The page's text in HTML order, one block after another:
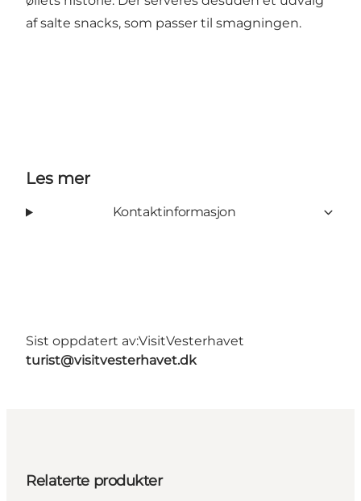
af salte snacks, som passer til smagningen.
Les mer
Kontaktinformasjon
Sist oppdatert av:VisitVesterhavet
turist@visitvesterhavet.dk
Relaterte produkter